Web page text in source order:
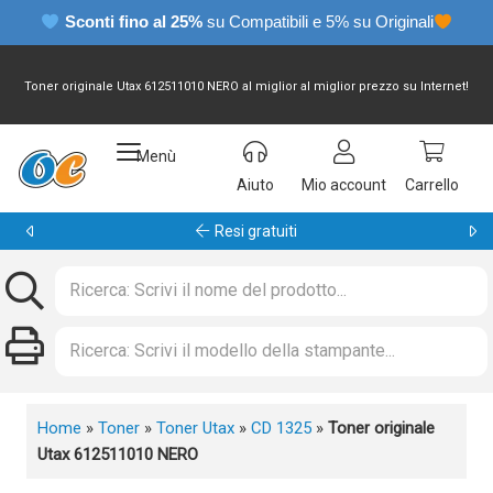
Sconti fino al 25% su Compatibili e 5% su Originali
Toner originale Utax 612511010 NERO al miglior al miglior prezzo su Internet!
Menù
Aiuto
Mio account Carrello
Garanzia 24 mesi
Home » Toner » Toner Utax » CD 1325 » Toner originale
Utax 612511010 NERO